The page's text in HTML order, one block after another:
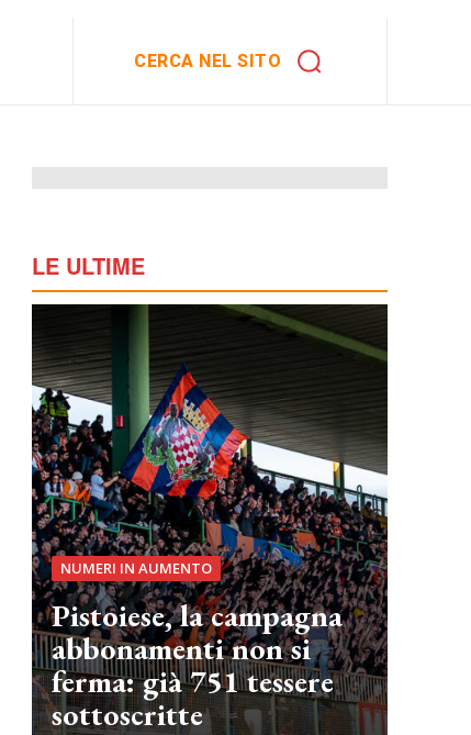
CERCA NEL SITO
LE ULTIME
NUMERI IN AUMENTO
Pistoiese, la campagna
abbonamenti non si
ferma: già 751 tessere
sottoscritte